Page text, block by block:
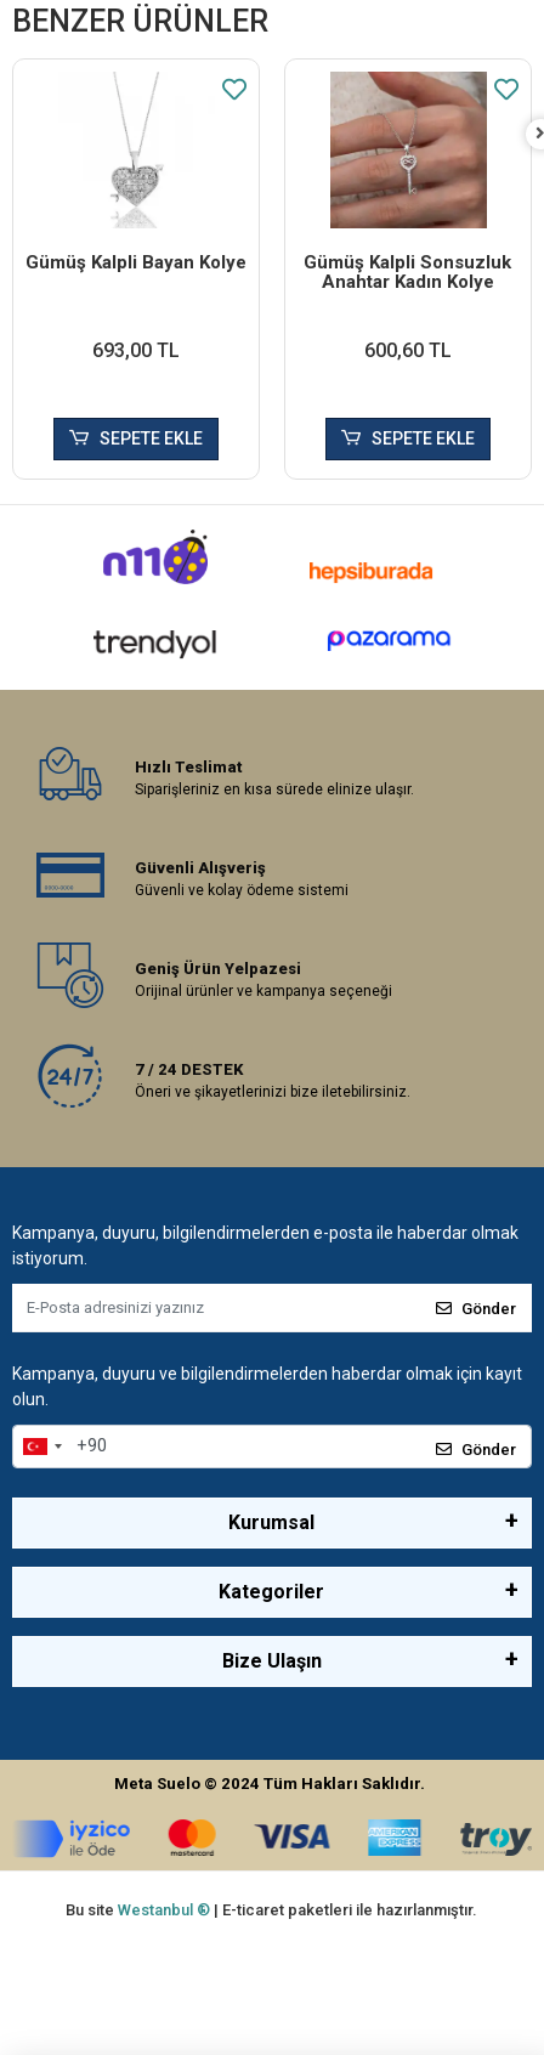
BENZER ÜRÜNLER
Gümüş Kalpli Bayan Kolye
693,00 TL
SEPETE EKLE
Gümüş Kalpli Sonsuzluk
Anahtar Kadın Kolye
600,60 TL
SEPETE EKLE
Hızlı Teslimat
Siparişleriniz en kısa sürede elinize ulaşır.
Güvenli Alışveriş
Güvenli ve kolay ödeme sistemi
Geniş Ürün Yelpazesi
Orijinal ürünler ve kampanya seçeneği
7 / 24 DESTEK
Öneri ve şikayetlerinizi bize iletebilirsiniz.
Kampanya, duyuru, bilgilendirmelerden e-posta ile haberdar olmak
istiyorum.
Gönder
Kampanya, duyuru ve bilgilendirmelerden haberdar olmak için kayıt
olun.
Gönder
Kurumsal
Kategoriler
Bize Ulaşın
Meta Suelo © 2024Tüm Hakları Saklıdır.
Bu siteWestanbul ® | E-ticaret paketleri ile hazırlanmıştır.